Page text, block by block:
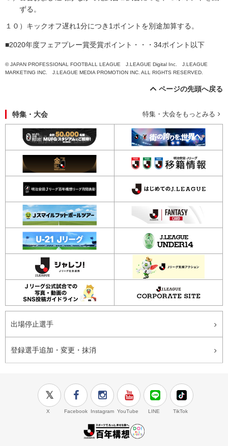
ずる。
１０）キックオフ遅れ1分につき1ポイントを別途加算する。
■2020年度フェアプレー賞受賞ポイント・・・34ポイント以下
© JAPAN PROFESSIONAL FOOTBALL LEAGUE J.LEAGUE Digital Inc. J.LEAGUE
MARKETING INC. J.LEAGUE MEDIA PROMOTION INC. ALL RIGHTS RESERVED.
ページの先頭へ戻る
特集・大会 特集・大会をもっとみる
出場停止選手
登録選手追加・変更・抹消
X Facebook Instagram YouTube LINE TikTok